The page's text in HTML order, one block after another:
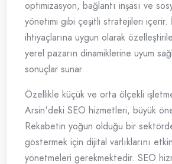
optimizasyon, bağlantı inşası ve
yönetimi gibi çeşitli stratejileri içerir.
ihtiyaçlarına uygun olarak
yerel pazarın dinamiklerine uyum
sonuçlar sunar.
Özellikle küçük ve orta ölçekli
Arsin'deki SEO hizmetleri, büyük
Rekabetin yoğun olduğu bir
göstermek için dijital varlıklarını
yönetmeleri gerekmektedir. SEO